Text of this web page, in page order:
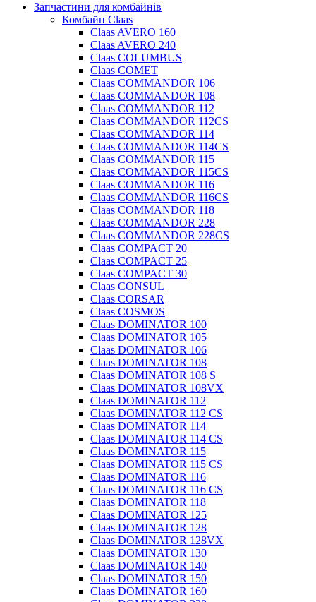
Запчастини для комбайнів
Комбайн Claas
Claas AVERO 160
Claas AVERO 240
Claas COLUMBUS
Claas COMET
Claas COMMANDOR 106
Claas COMMANDOR 108
Claas COMMANDOR 112
Claas COMMANDOR 112CS
Claas COMMANDOR 114
Claas COMMANDOR 114CS
Claas COMMANDOR 115
Claas COMMANDOR 115CS
Claas COMMANDOR 116
Claas COMMANDOR 116CS
Claas COMMANDOR 118
Claas COMMANDOR 228
Claas COMMANDOR 228CS
Claas COMPACT 20
Claas COMPACT 25
Claas COMPACT 30
Claas CONSUL
Claas CORSAR
Claas COSMOS
Claas DOMINATOR 100
Claas DOMINATOR 105
Claas DOMINATOR 106
Claas DOMINATOR 108
Claas DOMINATOR 108 S
Claas DOMINATOR 108VX
Claas DOMINATOR 112
Claas DOMINATOR 112 CS
Claas DOMINATOR 114
Claas DOMINATOR 114 CS
Claas DOMINATOR 115
Claas DOMINATOR 115 CS
Claas DOMINATOR 116
Claas DOMINATOR 116 CS
Claas DOMINATOR 118
Claas DOMINATOR 125
Claas DOMINATOR 128
Claas DOMINATOR 128VX
Claas DOMINATOR 130
Claas DOMINATOR 140
Claas DOMINATOR 150
Claas DOMINATOR 160